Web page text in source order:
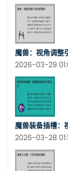
魔兽：视角调整
2026-03-29
魔兽装备插槽：
2026-03-28